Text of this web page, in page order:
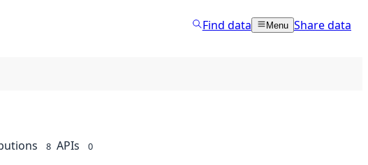
Find data Menu Share data
8 APIs 0